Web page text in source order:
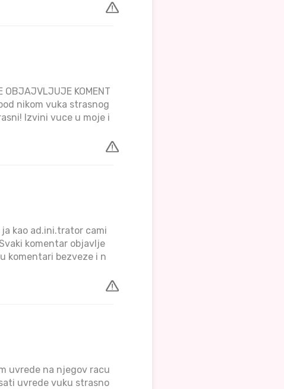
KOMENT
nikom vuka strasnog
Izvini vuce u moje i
kao ad.ini.trator cami
komentar objavlje
komentari bezveze i n
uvrede na njegov racu
uvrede vuku strasno